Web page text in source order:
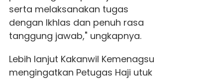
serta melaksanakan tugas
dengan Ikhlas dan penuh rasa
tanggung jawab," ungkapnya.
Lebih lanjut Kakanwil Kemenagsu
mengingatkan Petugas Haji utuk